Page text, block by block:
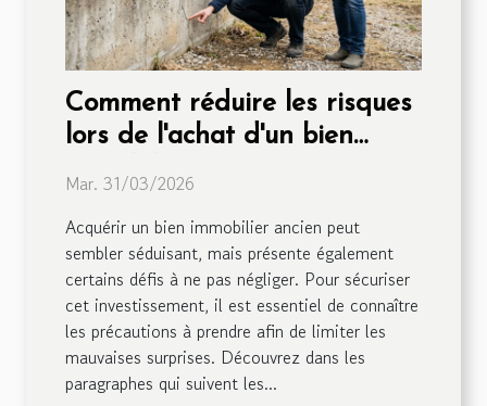
Comment réduire les risques
lors de l'achat d'un bien
Mar. 31/03/2026
Acquérir un bien immobilier ancien peut
sembler séduisant, mais présente également
certains défis à ne pas négliger. Pour sécuriser
cet investissement, il est essentiel de connaître
les précautions à prendre afin de limiter les
mauvaises surprises. Découvrez dans les
paragraphes qui suivent les...